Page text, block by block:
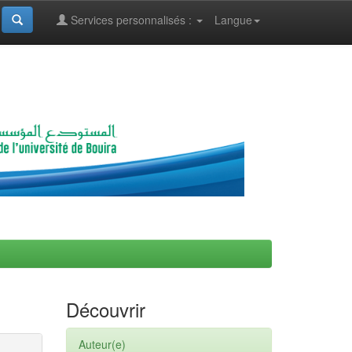
Langue
Services personnalisés :
Découvrir
Auteur(e)